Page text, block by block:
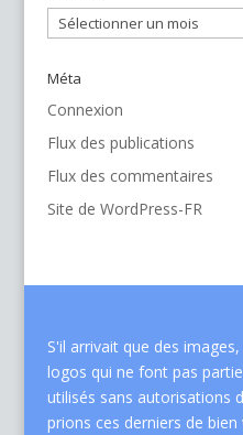
Archives
Méta
Connexion
Flux des publications
Flux des commentaires
Site de WordPress-FR
S'il arrivait que des
logos qui ne font pas
utilisés sans autorisations
prions ces derniers de